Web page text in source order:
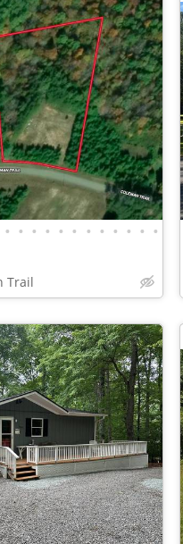
• • • • • • • • • • • •
Trail